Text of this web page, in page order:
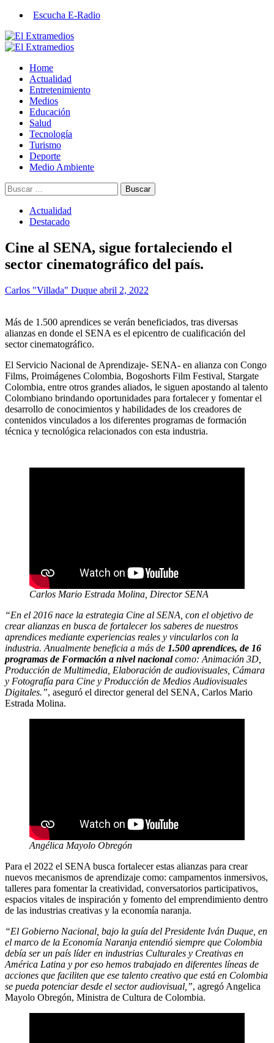
Saltar
contenido
Escucha E-Radio
Primary
Home
Actualidad
Entretenimiento
Medios
Educación
Salud
Tecnología
Turismo
Deporte
Medio Ambiente
Buscar:
Actualidad
Destacado
Cine al SENA, sigue fortaleciendo el
sector cinematográfico del país.
Carlos "Villada" Duque abril 2, 2022
Más de 1.500 aprendices se verán beneficiados, tras diversas
alianzas en donde el SENA es el epicentro de cualificación del
sector cinematográfico.
El Servicio Nacional de Aprendizaje- SENA- en alianza con Congo
Films, Proimágenes Colombia, Bogoshorts Film Festival, Stargate
Colombia, entre otros grandes aliados, le siguen apostando al talento
Colombiano brindando oportunidades para fortalecer y fomentar el
desarrollo de conocimientos y habilidades de los creadores de
contenidos vinculados a los diferentes programas de formación
técnica y tecnológica relacionados con esta industria.
Carlos Mario Estrada Molina, Director SENA
“En el 2016 nace la estrategia Cine al SENA, con el objetivo de
crear alianzas en busca de fortalecer los saberes de nuestros
aprendices mediante experiencias reales y vincularlos con la
industria. Anualmente beneficia a más de 1.500 aprendices, de 16
programas de Formación a nivel nacionalcomo: Animación 3D,
Producción de Multimedia, Elaboración de audiovisuales, Cámara
y Fotografía para Cine y Producción de Medios Audiovisuales
Digitales.”, aseguró el director general del SENA, Carlos Mario
Estrada Molina.
Angélica Mayolo Obregón
Para el 2022 el SENA busca fortalecer estas alianzas para crear
nuevos mecanismos de aprendizaje como: campamentos inmersivos,
talleres para fomentar la creatividad, conversatorios participativos,
espacios vitales de inspiración y fomento del emprendimiento dentro
de las industrias creativas y la economía naranja.
“El Gobierno Nacional, bajo la guía del Presidente Iván Duque, en
el marco de la Economía Naranja entendió siempre que Colombia
debía ser un país líder en industrias Culturales y Creativas en
América Latina y por eso hemos trabajado en diferentes líneas de
acciones que faciliten que ese talento creativo que está en Colombia
se pueda potenciar desde el sector audiovisual,”, agregó Angelica
Mayolo Obregón, Ministra de Cultura de Colombia.